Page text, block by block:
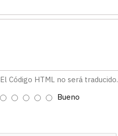
El Código HTML no será traducido.
Bueno